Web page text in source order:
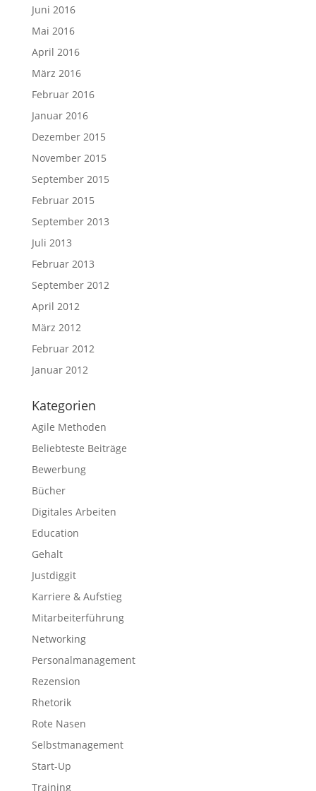
Juni 2016
Mai 2016
April 2016
März 2016
Februar 2016
Januar 2016
Dezember 2015
November 2015
September 2015
Februar 2015
September 2013
Juli 2013
Februar 2013
September 2012
April 2012
März 2012
Februar 2012
Januar 2012
Kategorien
Agile Methoden
Beliebteste Beiträge
Bewerbung
Bücher
Digitales Arbeiten
Education
Gehalt
Justdiggit
Karriere & Aufstieg
Mitarbeiterführung
Networking
Personalmanagement
Rezension
Rhetorik
Rote Nasen
Selbstmanagement
Start-Up
Training